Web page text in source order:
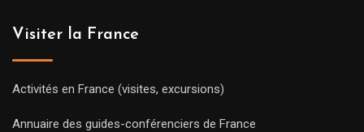
Visiter la France
Activités en France (visites, excursions)
Annuaire des guides-conférenciers de France